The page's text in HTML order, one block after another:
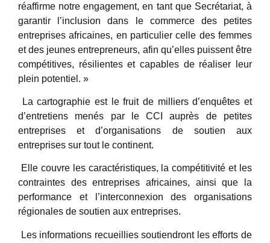
réaffirme notre engagement, en tant que Secrétariat, à
garantir l’inclusion dans le commerce des petites
entreprises africaines, en particulier celle des femmes
et des jeunes entrepreneurs, afin qu’elles puissent être
compétitives, résilientes et capables de réaliser leur
plein potentiel. »
La cartographie est le fruit de milliers d’enquêtes et
d’entretiens menés par le CCI auprès de petites
entreprises et d’organisations de soutien aux
entreprises sur tout le continent.
Elle couvre les caractéristiques, la compétitivité et les
contraintes des entreprises africaines, ainsi que la
performance et l’interconnexion des organisations
régionales de soutien aux entreprises.
Les informations recueillies soutiendront les efforts de